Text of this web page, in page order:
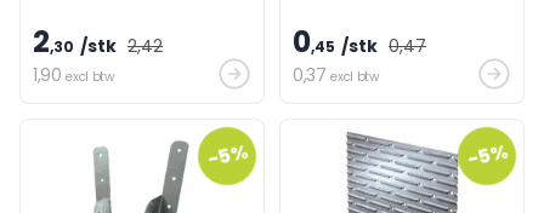
massa ca. 100 kg.
2,30 /stk 2,42
1,90 excl btw
0,45 /stk 0,47
0,37 excl btw
-5% -5%